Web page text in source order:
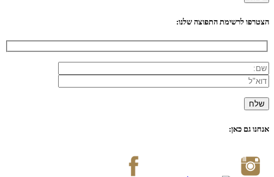
הצטרפו לרשימת התפוצה שלנו:
אנחנו גם כאן: